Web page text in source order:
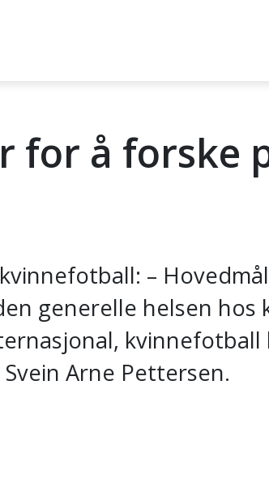
for å forske
–
generelle helsen hos
Arne Pettersen.